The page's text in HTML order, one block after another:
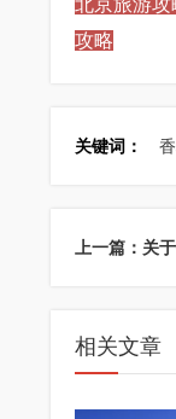
攻略
关键词：
上一篇：关
相关文章